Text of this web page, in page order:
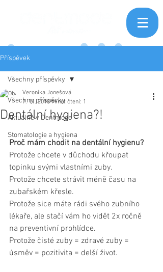
Příspěvek
Všechny příspěvky
Aktuálně v Dentmode
Stomatologie a hygiena
Všechny příspěvky
Dentální hygiena?!
Veronika Jonešová
7. 11. 2018 Minut čtení: 1
Proč mám chodit na dentální hygienu?
Protože chcete v důchodu křoupat
topinku svými vlastními zuby.
Protože chcete strávit méně času na
zubařském křesle.
Protože sice máte rádi svého zubního
lékaře, ale stačí vám ho vidět 2x ročně
na preventivní prohlídce.
Protože čisté zuby = zdravé zuby =
úsměv = pozitivita = delší život.